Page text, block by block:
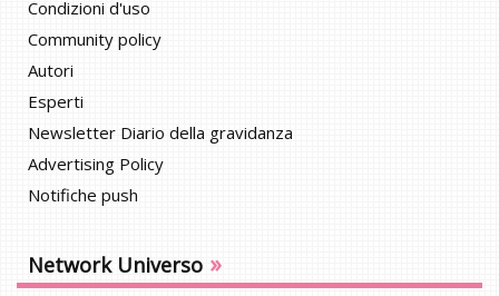
Condizioni d'uso
Community policy
Autori
Esperti
Newsletter Diario della gravidanza
Advertising Policy
Notifiche push
Network Universo »